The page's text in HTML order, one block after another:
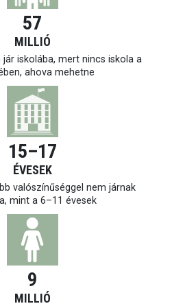
57
MILLIÓ
iskolába, mert nincs iskola a
ahova mehetne
15–17
ÉVESEK
valószínűséggel nem járnak
mint a 6–11 évesek
9
MILLIÓ